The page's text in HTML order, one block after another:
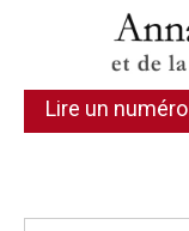
Lire un numéro